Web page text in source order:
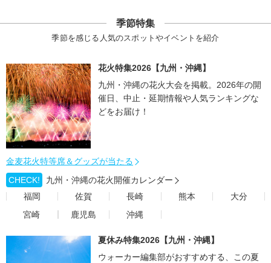
季節特集
季節を感じる人気のスポットやイベントを紹介
花火特集2026【九州・沖縄】
九州・沖縄の花火大会を掲載。2026年の開
催日、中止・延期情報や人気ランキングな
どをお届け！
金麦花火特等席＆グッズが当たる
CHECK!
九州・沖縄の花火開催カレンダー
福岡
佐賀 長崎 熊本
大分
宮崎
鹿児島 沖縄
夏休み特集2026【九州・沖縄】
ウォーカー編集部がおすすめする、この夏